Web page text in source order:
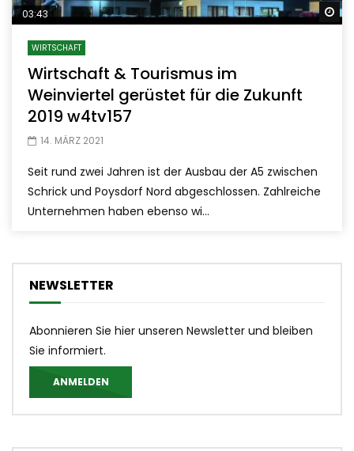
03:43
WIRTSCHAFT
Wirtschaft & Tourismus im
Weinviertel gerüstet für die Zukunft
2019 w4tv157
14. MÄRZ 2021
Seit rund zwei Jahren ist der Ausbau der A5 zwischen
Schrick und Poysdorf Nord abgeschlossen. Zahlreiche
Unternehmen haben ebenso wi...
NEWSLETTER
Abonnieren Sie hier unseren Newsletter und bleiben
Sie informiert.
ANMELDEN